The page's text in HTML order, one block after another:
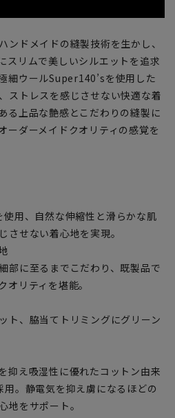
ンドメイドの縫製技術を生かし、
スリムで美しいシルエットを追求
細ウールSuper140’sを使用した
ストレスを感じさせない快適な着
る上品な艶感とこだわりの縫製に
ーダーメイドクオリティの感覚を
用、自然な伸縮性と滑らかな肌
させない着心地を実現。
部に至るまでこだわり、既製品で
オリティを堪能。
ト、脇当てトリミングにグリーン
抑え吸湿性に優れたコットン由来
。静電気を抑え虜になるほどの
地をサポート。